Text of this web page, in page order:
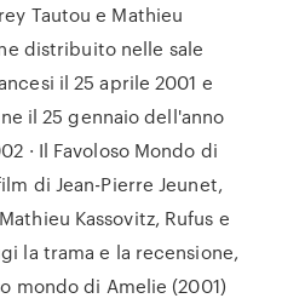
Tautou e Mathieu
distribuito nelle sale
il 25 aprile 2001 e
il 25 gennaio dell'anno
· Il Favoloso Mondo di
di Jean-Pierre Jeunet,
Kassovitz, Rufus e
la trama e la recensione,
mondo di Amelie (2001)